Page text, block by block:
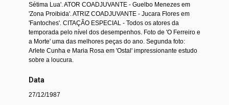
Sétima Lua'. ATOR COADJUVANTE - Guelbo Menezes em
'Zona Proibida'. ATRIZ COADJUVANTE - Jucara Flores em
'Fantoches'. CITAÇÃO ESPECIAL - Todos os atores da
temporada pelo nível dos desempenhos. Foto de 'O Ferreiro e
a Morte' uma das melhores peças do ano. Segunda foto:
Arlete Cunha e Maria Rosa em 'Ostal' impressionante estudo
sobre a loucura.
Data
27/12/1987